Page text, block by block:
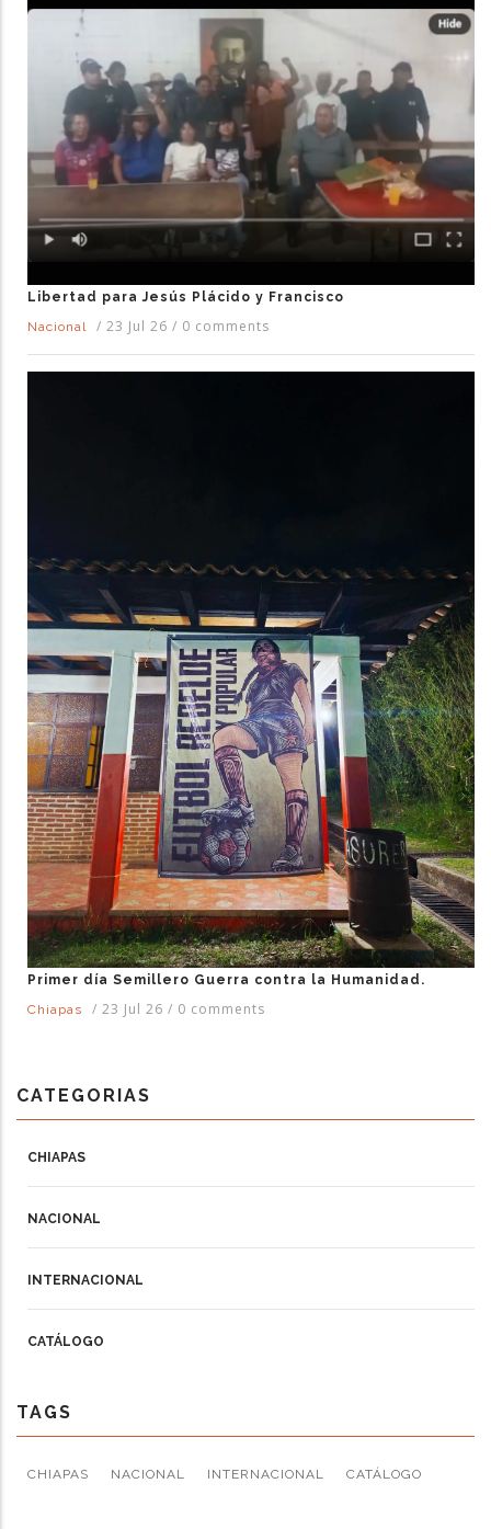
Libertad para Jesús Plácido y Francisco
Nacional
/ 23 Jul 26 / 0 comments
Primer día Semillero Guerra contra la Humanidad.
Chiapas
/ 23 Jul 26 / 0 comments
CATEGORIAS
CHIAPAS
NACIONAL
INTERNACIONAL
CATÁLOGO
TAGS
CHIAPAS NACIONAL INTERNACIONAL CATÁLOGO